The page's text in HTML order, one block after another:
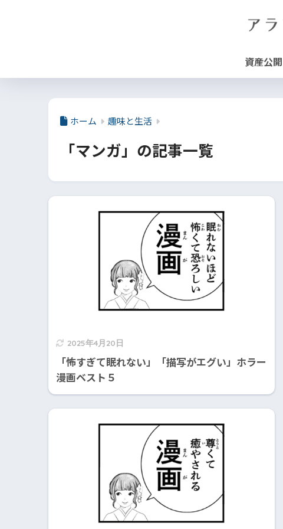
資産公開
ホーム 趣味と生活
「マンガ」の記事一覧
2025年4月20日
「怖すぎて眠れない」「描写がエグい」ホラー
漫画ベスト５